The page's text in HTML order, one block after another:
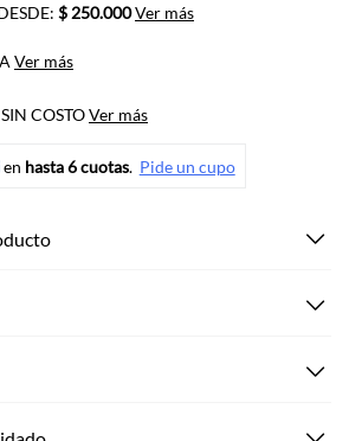
$ 250.000Ver más
Ver más
COSTOVer más